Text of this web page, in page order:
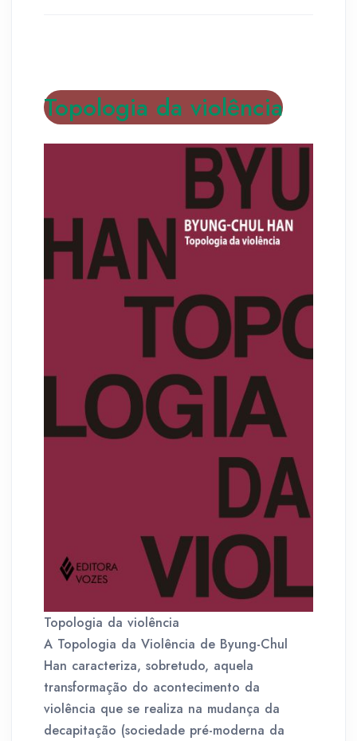
Topologia da violência
Topologia da violência
A Topologia da Violência de Byung-Chul
Han caracteriza, sobretudo, aquela
transformação do acontecimento da
violência que se realiza na mudança da
decapitação (sociedade pré-moderna da